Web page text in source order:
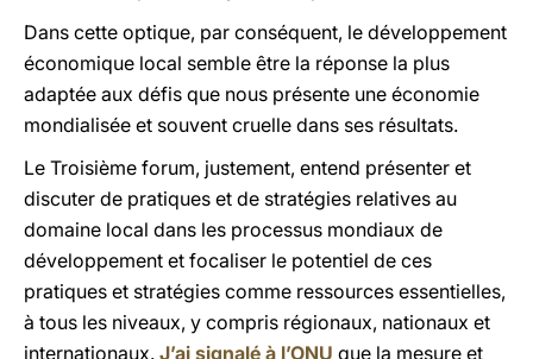
Dans cette optique, par conséquent, le développement
économique local semble être la réponse la plus
adaptée aux défis que nous présente une économie
mondialisée et souvent cruelle dans ses résultats.
Le Troisième forum, justement, entend présenter et
discuter de pratiques et de stratégies relatives au
domaine local dans les processus mondiaux de
développement et focaliser le potentiel de ces
pratiques et stratégies comme ressources essentielles,
à tous les niveaux, y compris régionaux, nationaux et
internationaux. J’ai signalé à l’ONU que la mesure et